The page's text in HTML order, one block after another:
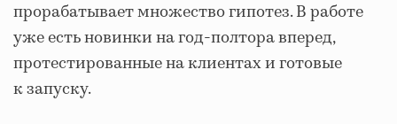
прорабатывает множество гипотез. В работе
уже есть новинки на год-полтора вперед,
протестированные на клиентах и готовые
к запуску.